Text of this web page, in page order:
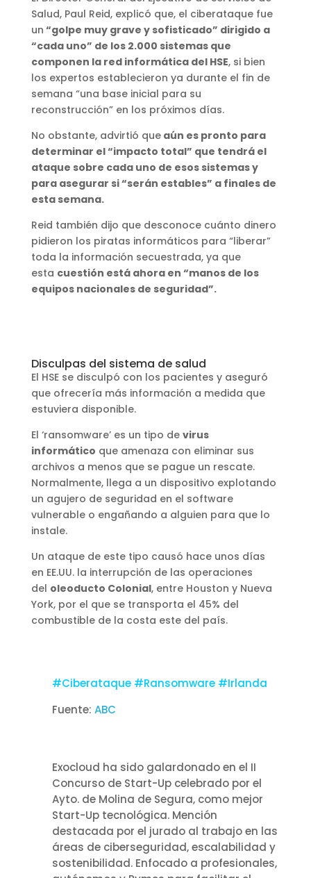
Salud, Paul Reid, explicó que, el ciberataque fue
un “golpe muy grave y sofisticado” dirigido a
“cada uno” de los 2.000 sistemas que
componen la red informática del HSE, si bien
los expertos establecieron ya durante el fin de
semana “una base inicial para su
reconstrucción” en los próximos días.
No obstante, advirtió queaún es pronto para
determinar el “impacto total” que tendrá el
ataque sobre cada uno de esos sistemas y
para asegurar si “serán estables” a finales de
esta semana.
Reid también dijo que desconoce cuánto dinero
pidieron los piratas informáticos para “liberar”
toda la información secuestrada, ya que
esta cuestión está ahora en “manos de los
equipos nacionales de seguridad”.
Disculpas del sistema de salud
El HSE se disculpó con los pacientes y aseguró
que ofrecería más información a medida que
estuviera disponible.
El ‘ransomware’ es un tipo de virus
informático que amenaza con eliminar sus
archivos a menos que se pague un rescate.
Normalmente, llega a un dispositivo explotando
un agujero de seguridad en el software
vulnerable o engañando a alguien para que lo
instale.
Un ataque de este tipo causó hace unos días
en EE.UU. la interrupción de las operaciones
del oleoducto Colonial, entre Houston y Nueva
York, por el que se transporta el 45% del
combustible de la costa este del país.
#Ciberataque #Ransomware #Irlanda
Fuente: ABC
Exocloud ha sido galardonado en el II
Concurso de Start-Up celebrado por el
Ayto. de Molina de Segura, como mejor
Start-Up tecnológica. Mención
destacada por el jurado al trabajo en las
áreas de ciberseguridad, escalabilidad y
sostenibilidad. Enfocado a profesionales,